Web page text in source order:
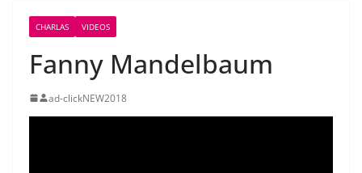
CHARLAS VIDEOS
Fanny Mandelbaum
ad-clickNEW2018